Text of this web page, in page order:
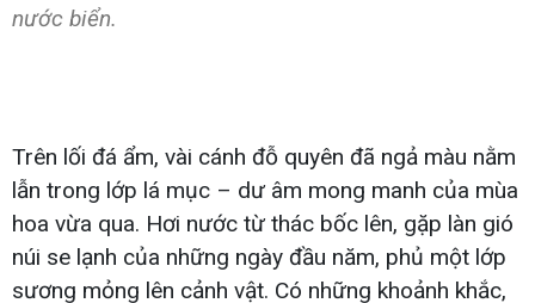
nước biển.
Trên lối đá ẩm, vài cánh đỗ quyên đã ngả màu nằm
lẫn trong lớp lá mục – dư âm mong manh của mùa
hoa vừa qua. Hơi nước từ thác bốc lên, gặp làn gió
núi se lạnh của những ngày đầu năm, phủ một lớp
sương mỏng lên cảnh vật. Có những khoảnh khắc,